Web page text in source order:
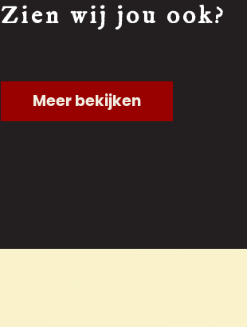
Zien wij jou ook?
Meer bekijken